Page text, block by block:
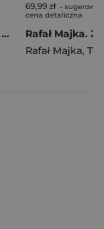
Pierogi z kimchi. Moje ulubione azjatyckie przepisy - książka z autografem
69,99 zł -
cena detaliczna
Rafał Majka,